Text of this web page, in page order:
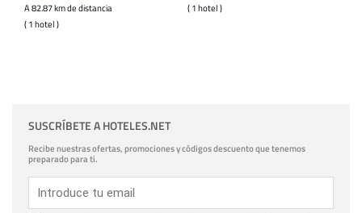
A 82.87 km de distancia
( 1 hotel )
( 1 hotel )
SUSCRÍBETE A HOTELES.NET
Recibe nuestras ofertas, promociones y códigos descuento que tenemos
preparado para ti.